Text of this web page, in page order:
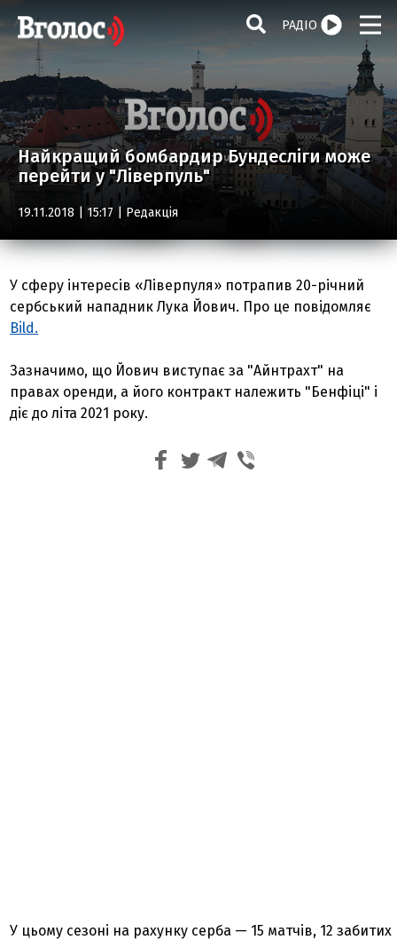
РАДІО
Найкращий бомбардир Бундесліги може
перейти у "Ліверпуль"
19.11.2018 | 15:17 | Редакція
У сферу інтересів «Ліверпуля» потрапив 20-річний
сербський нападник Лука Йович. Про це повідомляє
Bild.
Зазначимо, що Йович виступає за "Айнтрахт" на
правах оренди, а його контракт належить "Бенфіці" і
діє до літа 2021 року.
У цьому сезоні на рахунку серба — 15 матчів, 12 забитих